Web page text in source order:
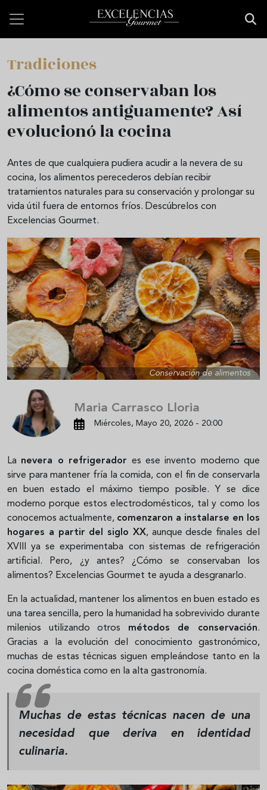
Tradiciones
¿Cómo se conservaban los
alimentos antiguamente? Así
evolucionó la cocina
Antes de que cualquiera pudiera acudir a la nevera de su
cocina, los alimentos perecederos debían recibir
tratamientos naturales para su conservación y prolongar su
vida útil fuera de entornos fríos. Descúbrelos con
Excelencias Gourmet.
Conservación de alimentos
Maria Carrasco Lloria
Miércoles, Mayo 20, 2026 - 20:00
La nevera o refrigerador es ese invento moderno que
sirve para mantener fría la comida, con el fin de conservarla
en buen estado el máximo tiempo posible. Y se dice
moderno porque estos electrodomésticos, tal y como los
conocemos actualmente, comenzaron a instalarse en los
hogares a partir del siglo XX, aunque desde finales del
XVIII ya se experimentaba con sistemas de refrigeración
artificial. Pero, ¿y antes? ¿Cómo se conservaban los
alimentos? Excelencias Gourmet te ayuda a desgranarlo.
En la actualidad, mantener los alimentos en buen estado es
una tarea sencilla, pero la humanidad ha sobrevivido durante
milenios utilizando otros métodos de conservación.
Gracias a la evolución del conocimiento gastronómico,
muchas de estas técnicas siguen empleándose tanto en la
cocina doméstica como en la alta gastronomía.
Muchas de estas técnicas nacen de una
necesidad que deriva en identidad
culinaria.